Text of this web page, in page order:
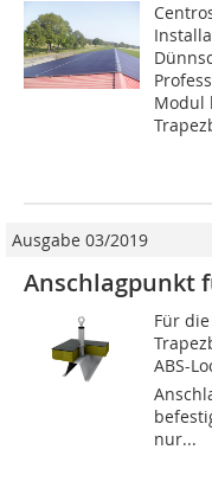
Modul
Ausgabe 03/2019
Anschlagpunkt
Für
ABS-
nur...